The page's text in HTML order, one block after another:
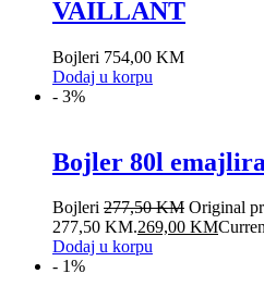
VAILLANT
Bojleri 754,00 KM
Dodaj u korpu
- 3%
Bojler 80l
Bojleri 277,50KM Original
277,50 KM.269,00 KM
Dodaj u korpu
- 1%